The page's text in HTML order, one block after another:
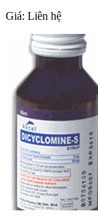
Giá: Liên hệ